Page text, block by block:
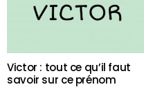
Victor : tout ce qu’il faut
savoir sur ce prénom